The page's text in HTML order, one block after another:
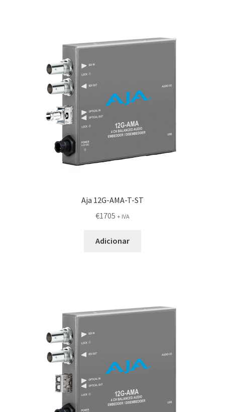
Aja 12G-AMA-T-ST
€1705 + IVA
Adicionar